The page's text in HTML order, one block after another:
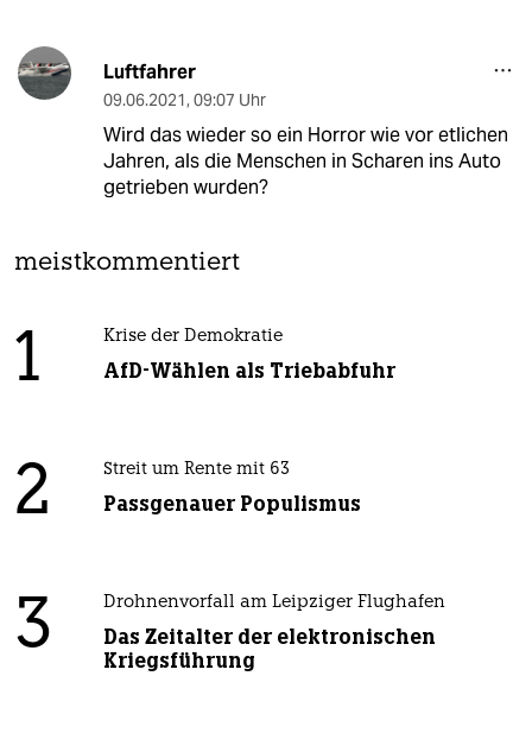
Luftfahrer
09.06.2021, 09:07 Uhr
Wird das wieder so ein Horror wie vor etlichen
Jahren, als die Menschen in Scharen ins Auto
getrieben wurden?
meistkommentiert
1 Krise der Demokratie
AfD-Wählen als Triebabfuhr
2 Streit um Rente mit 63
Passgenauer Populismus
3 Drohnenvorfall am Leipziger Flughafen
Das Zeitalter der elektronischen
Kriegsführung